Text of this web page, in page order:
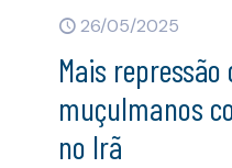
26/05/2025
Mais
muçulmanos
no Irã